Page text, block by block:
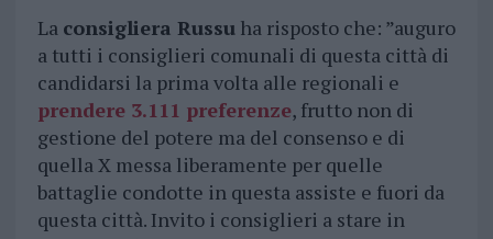
La consigliera Russuha risposto che: ”auguro
a tutti i consiglieri comunali di questa città di
candidarsi la prima volta alle regionali e
prendere3.111 preferenze, frutto non di
gestione del potere ma del consenso e di
quella X messa liberamente per quelle
battaglie condotte in questa assiste e fuori da
questa città. Invito i consiglieri a stare in